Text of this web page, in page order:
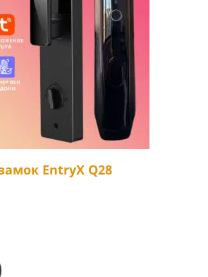
EntryX Q28